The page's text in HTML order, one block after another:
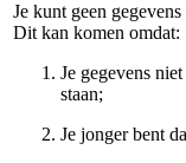
Je kunt geen gegevens
Dit kan komen omdat:
Je gegevens
staan;
Je jonger bent